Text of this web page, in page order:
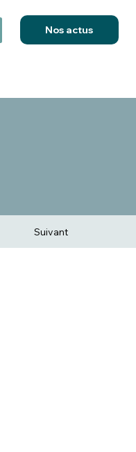
Nos actus
Suivant